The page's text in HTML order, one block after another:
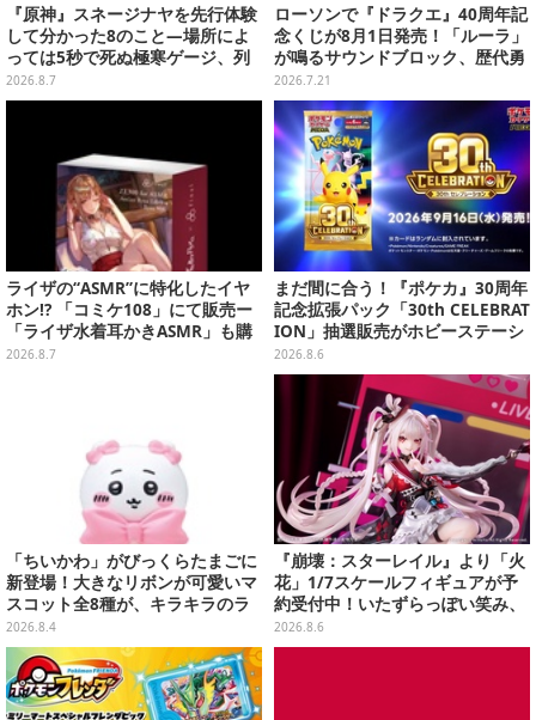
『原神』スネージナヤを先行体験
して分かった8のこと―場所によ
っては5秒で死ぬ極寒ゲージ、列
車は“ダイナミック途中下車”可能
など自由度高め
2026.8.7
ローソンで『ドラクエ』40周年記
念くじが8月1日発売！「ルーラ」
が鳴るサウンドブロック、歴代勇
者＆スライムのフィギュアなど、
シリーズを振り返る景品盛りだく
さん
2026.7.21
ライザの“ASMR”に特化したイヤ
ホン!? 「コミケ108」にて販売ー
「ライザ水着耳かきASMR」も購
入者特典で配布
2026.8.7
まだ間に合う！『ポケカ』30周年
記念拡張パック「30th CELEBRAT
ION」抽選販売がホビーステーシ
ョンで実施中、8月6日まで
2026.8.6
「ちいかわ」がびっくらたまごに
新登場！大きなリボンが可愛いマ
スコット全8種が、キラキラのラ
メ入り入浴剤から飛び出す
2026.8.4
『崩壊：スターレイル』より「火
花」1/7スケールフィギュアが予
約受付中！いたずらっぽい笑み、
シルクハット型のステージが華や
かさを演出
2026.8.6